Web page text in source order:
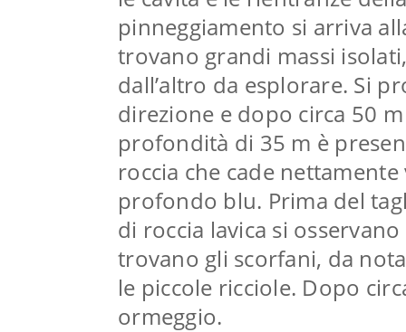
pinneggiamento si arriva
trovano grandi massi
dall’altro da esplorare. Si
direzione e dopo circa 50
profondità di 35 m è
roccia che cade
profondo blu. Prima del
di roccia lavica si
trovano gli scorfani, da
le piccole ricciole. Dopo
ormeggio.